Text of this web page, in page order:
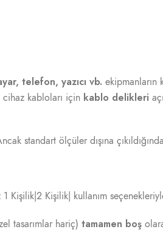
telefon, yazıcı vb. ekipmanların
cihaz kabloları için kablo delikleri
standart ölçüler dışına
1 Kişilik|2 Kişilik| kullanım
tasarımlar hariç) tamamen boş